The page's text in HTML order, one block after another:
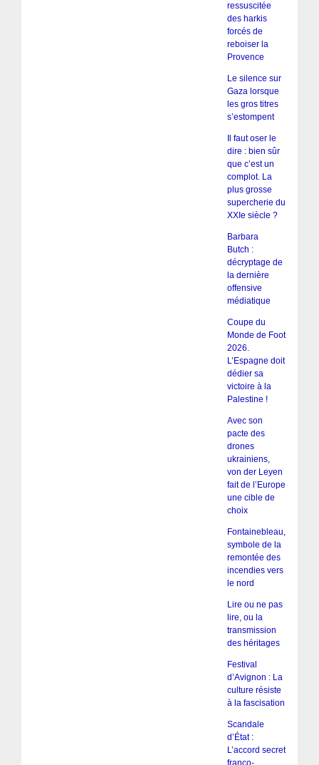
ressuscitée
des harkis
forcés de
reboiser la
Provence
Le silence sur
Gaza lorsque
les gros titres
s’estompent
Il faut oser le
dire : bien sûr
que c’est un
complot. La
plus grosse
supercherie du
XXIe siècle ?
Barbara
Butch :
décryptage de
la dernière
offensive
médiatique
Coupe du
Monde de Foot
2026.
L’Espagne doit
dédier sa
victoire à la
Palestine !
Avec son
pacte des
drones
ukrainiens,
von der Leyen
fait de l’Europe
une cible de
choix
Fontainebleau,
symbole de la
remontée des
incendies vers
le nord
Lire ou ne pas
lire, ou la
transmission
des héritages
Festival
d’Avignon : La
culture résiste
à la fascisation
Scandale
d’État :
L’accord secret